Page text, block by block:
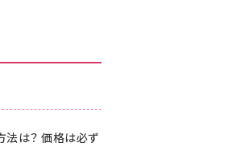
法は？ 価格は必ず